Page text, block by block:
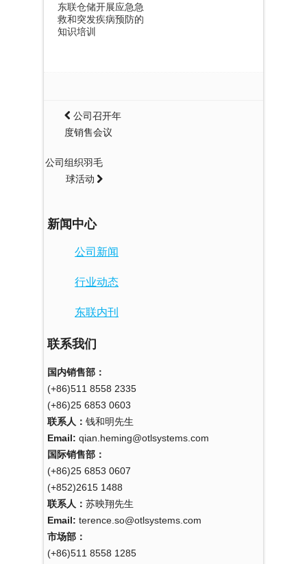
东联仓储开展应急急
救和突发疾病预防的
知识培训
公司召开年
度销售会议
公司组织羽毛
球活动
新闻中心
公司新闻
行业动态
东联内刊
联系我们
国内销售部：
(+86)511 8558 2335
(+86)25 6853 0603
联系人： 钱和明先生
Email: qian.heming@otlsystems.com
国际销售部：
(+86)25 6853 0607
(+852)2615 1488
联系人： 苏映翔先生
Email: terence.so@otlsystems.com
市场部：
(+86)511 8558 1285